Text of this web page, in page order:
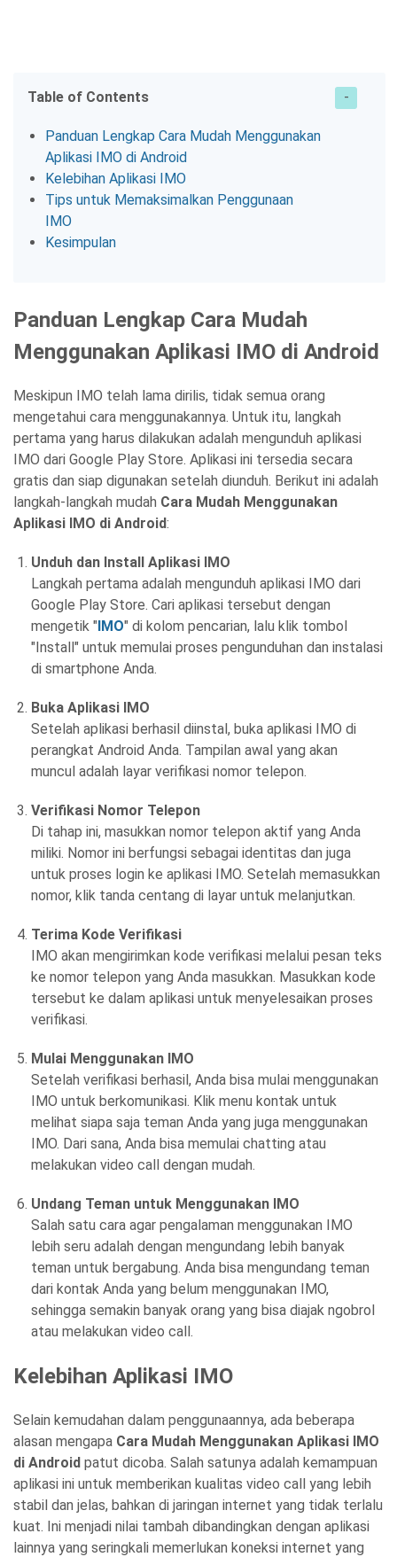
Table of Contents
Panduan Lengkap Cara Mudah Menggunakan
Aplikasi IMO di Android
Kelebihan Aplikasi IMO
Tips untuk Memaksimalkan Penggunaan
IMO
Kesimpulan
Panduan Lengkap Cara Mudah
Menggunakan Aplikasi IMO di Android
Meskipun IMO telah lama dirilis, tidak semua orang
mengetahui cara menggunakannya. Untuk itu, langkah
pertama yang harus dilakukan adalah mengunduh aplikasi
IMO dari Google Play Store. Aplikasi ini tersedia secara
gratis dan siap digunakan setelah diunduh. Berikut ini adalah
langkah-langkah mudah Cara Mudah Menggunakan
Aplikasi IMO di Android:
Unduh dan Install Aplikasi IMO
Langkah pertama adalah mengunduh aplikasi IMO dari
Google Play Store. Cari aplikasi tersebut dengan
mengetik "IMO" di kolom pencarian, lalu klik tombol
"Install" untuk memulai proses pengunduhan dan instalasi
di smartphone Anda.
Buka Aplikasi IMO
Setelah aplikasi berhasil diinstal, buka aplikasi IMO di
perangkat Android Anda. Tampilan awal yang akan
muncul adalah layar verifikasi nomor telepon.
Verifikasi Nomor Telepon
Di tahap ini, masukkan nomor telepon aktif yang Anda
miliki. Nomor ini berfungsi sebagai identitas dan juga
untuk proses login ke aplikasi IMO. Setelah memasukkan
nomor, klik tanda centang di layar untuk melanjutkan.
Terima Kode Verifikasi
IMO akan mengirimkan kode verifikasi melalui pesan teks
ke nomor telepon yang Anda masukkan. Masukkan kode
tersebut ke dalam aplikasi untuk menyelesaikan proses
verifikasi.
Mulai Menggunakan IMO
Setelah verifikasi berhasil, Anda bisa mulai menggunakan
IMO untuk berkomunikasi. Klik menu kontak untuk
melihat siapa saja teman Anda yang juga menggunakan
IMO. Dari sana, Anda bisa memulai chatting atau
melakukan video call dengan mudah.
Undang Teman untuk Menggunakan IMO
Salah satu cara agar pengalaman menggunakan IMO
lebih seru adalah dengan mengundang lebih banyak
teman untuk bergabung. Anda bisa mengundang teman
dari kontak Anda yang belum menggunakan IMO,
sehingga semakin banyak orang yang bisa diajak ngobrol
atau melakukan video call.
Kelebihan Aplikasi IMO
Selain kemudahan dalam penggunaannya, ada beberapa
alasan mengapa Cara Mudah Menggunakan Aplikasi IMO
di Android patut dicoba. Salah satunya adalah kemampuan
aplikasi ini untuk memberikan kualitas video call yang lebih
stabil dan jelas, bahkan di jaringan internet yang tidak terlalu
kuat. Ini menjadi nilai tambah dibandingkan dengan aplikasi
lainnya yang seringkali memerlukan koneksi internet yang